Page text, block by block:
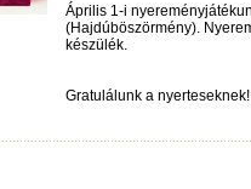
Április 1-i
(Hajdúböszörmény).
készülék.
Gratulálunk a nyerteseknek!